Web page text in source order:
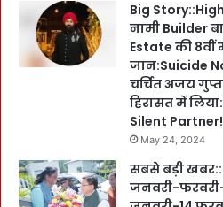
Big
नामी Builder
Estate की
जान:Suicide
चर्चित अजय
हिरासत में
Silent Partner!
May 24, 2024
सबसे बड़ी
जनवरी-